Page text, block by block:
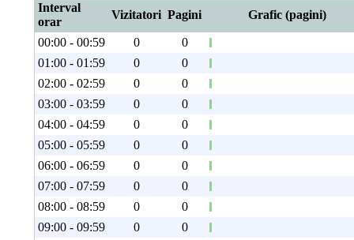
Interval
orar
Vizitatori Pagini Grafic (pagini)
00:00 - 00:59 0
0
01:00 - 01:59
0
0
02:00 - 02:59
0
0
03:00 - 03:59
0
0
04:00 - 04:59
0
0
05:00 - 05:59
0
0
06:00 - 06:59
0
0
07:00 - 07:59
0
0
08:00 - 08:59
0
0
09:00 - 09:59
0
0